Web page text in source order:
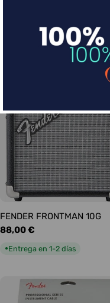
Slinky Regular 10-46
FENDER FRONTMAN 10G
Precio
88,00 €
●Entrega en 1-2 días